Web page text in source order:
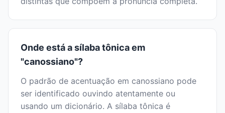
Onde está a sílaba tônica em
"canossiano"?
O padrão de acentuação em canossiano pode
ser identificado ouvindo atentamente ou
usando um dicionário. A sílaba tônica é